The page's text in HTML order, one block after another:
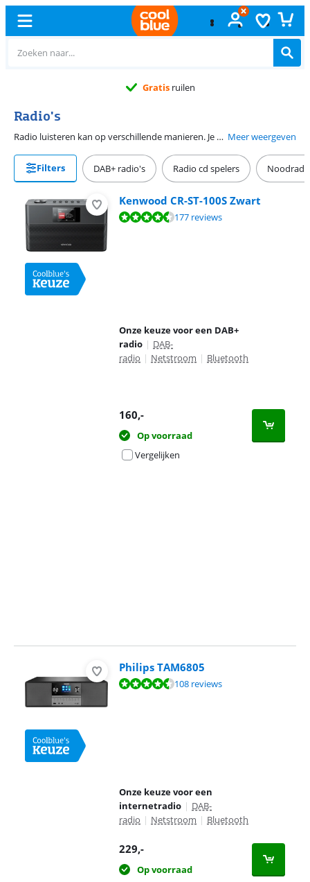
Gratis ruilen
Radio's
Radio luisteren kan op verschillende manieren. Je kunt een oudere radio kopen met alleen een FM radio, maar ook nieuwere modellen met meer functies. Zo heb je een digitale DAB+ radio, waarmee je naar ruisvrije radio luistert. Of een internetradio, waarmee je duizenden internationale radiozenders ontvangt. Sommige radio's hebben een ingebouwde wekfunctie. Wil je een wekkerradio, kies dan voor een radio met deze functie. Je hebt ook radio's met een accu. Deze neem je in de meeste gevallen mee onderweg. Meer weergeven
Filters DAB+ radio's Radio cd spelers
Kenwood CR-ST-100S Zwart
Beoordeling is 9,0 van de 10, gebaseerd op 177 reviews.
177 reviews
Onze keuze voor een DAB+
radio | DAB-
radio | Netstroom | Bluetooth
160,-
Op voorraad
Vergelijken
Philips TAM6805
Beoordeling is 8,6 van de 10, gebaseerd op 108 reviews.
108 reviews
Onze keuze voor een
internetradio | DAB-
radio | Netstroom | Bluetooth
229,-
Op voorraad